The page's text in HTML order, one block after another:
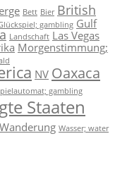
Bett Bier British
gambling Gulf
Landschaft Las Vegas
Morgenstimmung;
NV Oaxaca
gambling
Staaten
Wanderung Wasser; water